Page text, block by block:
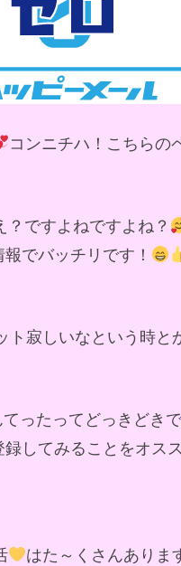
コンニチハ！こちらの
ですよねですよね？
でバッチリです！
寂しいなという時と
ったってどっきどきで
してみることをオス
はた～くさんありま